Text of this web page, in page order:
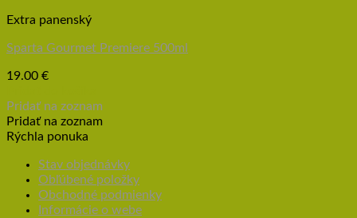
Extra panenský
Sparta Gourmet Premiere 500ml
19.00 €
Pridať na zoznam
Pridať na zoznam
Rýchla ponuka
Stav objednávky
Obľúbené položky
Obchodné podmienky
Informácie o webe